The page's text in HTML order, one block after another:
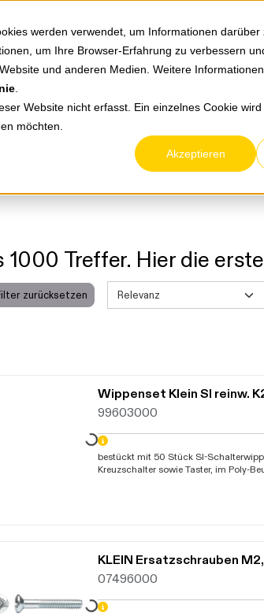
werden verwendet, um Informationen
um Ihre Browser-Erfahrung zu verbessern
und anderen Medien. Weitere
Website nicht erfasst. Ein einzelnes Cookie
möchten.
Akzeptieren
Service & Retouren Karriere
1000 Treffer. Hier die
zurücksetzen
Wippenset Klein SI reinw.
99603000
Daten werden geladen. Bitte warten...
bestückt mit 50 Stück SI-
Kreuzschalter sowie Taster, im Poly-
KLEIN Ersatzschrauben
07496000
Daten werden geladen. Bitte warten...